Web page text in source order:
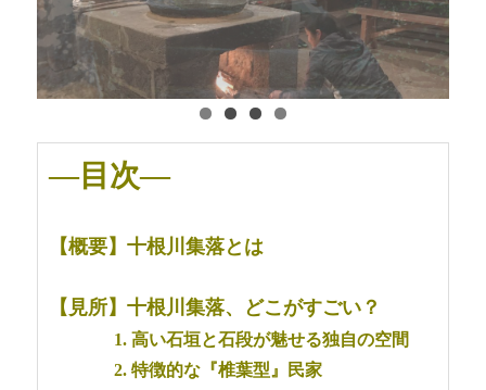
—目次—
【概要】十根川集落とは
【見所】十根川集落、どこがすごい？
1. 高い石垣と石段が魅せる独自の空間
2. 特徴的な『椎葉型』民家